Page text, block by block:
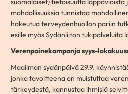
suomalaiset) tietoisuutta läppävioista
mahdollisuuksia tunnistaa
hakeutua terveydenhuollon pariin
esille myös Sydänliiton tukipalveluita
Verenpainekampanja syys-
Maailman sydänpäivä 29.9.
jonka tavoitteena on muistuttaa
tärkeydestä, kannustaa ihmisiä